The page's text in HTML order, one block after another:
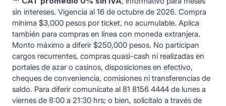
sin intereses. Vigencia al 16 de octubre de 2026. Compra
mínima $3,000 pesos por ticket, no acumulable. Aplica
también para compras en línea con moneda extranjera.
Monto máximo a diferir $250,000 pesos. No participan
cargos recurrentes, compras quasi-cash ni realizadas en
portales de azar o casinos, disposiciones en efectivo,
cheques de conveniencia, comisiones ni transferencias de
saldo. Para diferir comunícate al 81 8156 4444 de lunes a
viernes de 8:00 a 21:30 hrs; o bien, solicítalo a través de